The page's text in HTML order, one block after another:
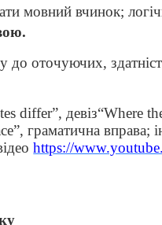
мовний вчинок;
до оточуючих,
differ”, девіз“Where
”,граматична вправа;
https://